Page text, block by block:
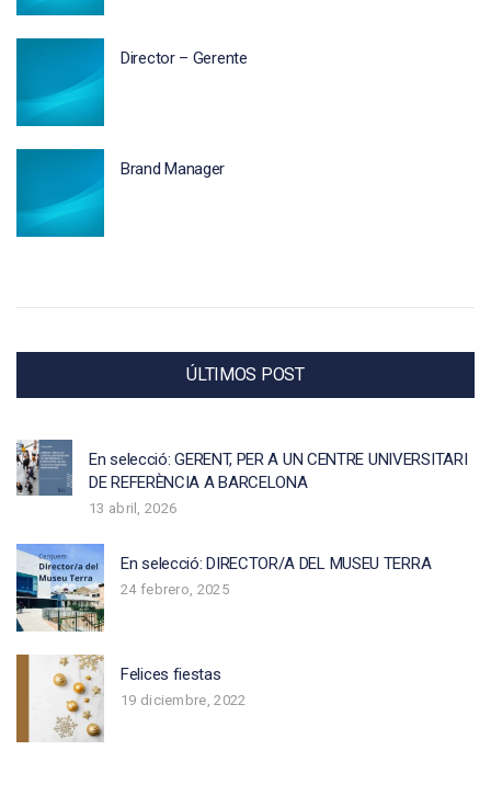
Director – Gerente
Brand Manager
ÚLTIMOS POST
En selecció: GERENT, PER A UN CENTRE UNIVERSITARI
DE REFERÈNCIA A BARCELONA
13 abril, 2026
En selecció: DIRECTOR/A DEL MUSEU TERRA
24 febrero, 2025
Felices fiestas
19 diciembre, 2022